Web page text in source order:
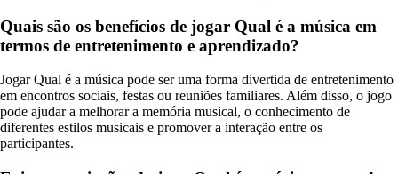
Quais são os benefícios de jogar Qual é a música em
termos de entretenimento e aprendizado?
Jogar Qual é a música pode ser uma forma divertida de entretenimento
em encontros sociais, festas ou reuniões familiares. Além disso, o jogo
pode ajudar a melhorar a memória musical, o conhecimento de
diferentes estilos musicais e promover a interação entre os
participantes.